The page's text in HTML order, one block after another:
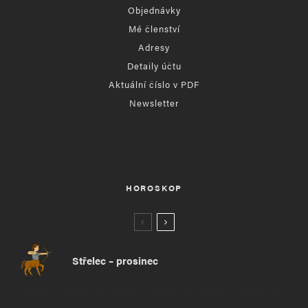
Objednávky
Mé členství
Adresy
Detaily účtu
Aktuální číslo v PDF
Newsletter
HOROSKOP
Střelec – prosinec